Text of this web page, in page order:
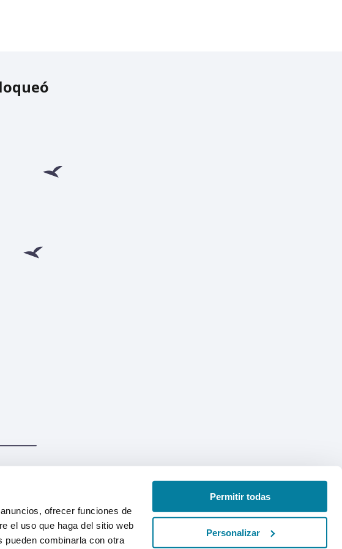
ofrecer funciones de
el uso que haga del sitio web
pueden combinarla con otra
Permitir todas
Personalizar